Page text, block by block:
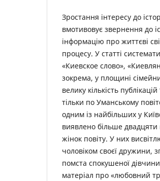
Зростання інтересу до
вмотивовує звернення до
інформацію про життєві
процесу. У статті
«Киевское слово»,
зокрема, у площині
велику кількість
тільки по Уманському
одним із найбільших у
виявлено більше двадцяти
жінок повіту. У них
чоловіком своєї дружини,
помста спокушеної
матеріал про «любовний